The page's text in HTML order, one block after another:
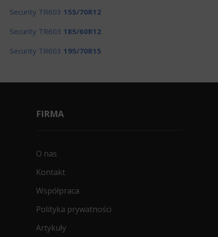
Security TR603 155/70R12
Security TR603 185/60R12
Security TR603 195/70R15
FIRMA
O nas
Kontakt
Współpraca
Polityka prywatności
Artykuły